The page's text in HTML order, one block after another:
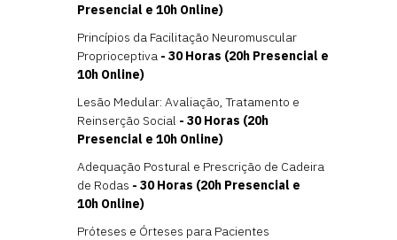
Presencial e 10h Online)
Princípios da Facilitação Neuromuscular
Proprioceptiva - 30 Horas (20h Presencial e
10h Online)
Lesão Medular: Avaliação, Tratamento e
Reinserção Social - 30 Horas (20h
Presencial e 10h Online)
Adequação Postural e Prescrição de Cadeira
de Rodas - 30 Horas (20h Presencial e
10h Online)
Próteses e Órteses para Pacientes